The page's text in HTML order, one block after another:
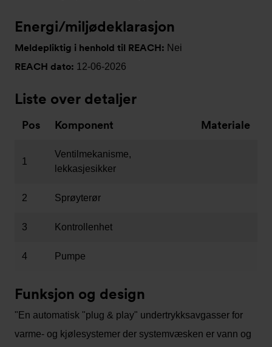
Energi/miljødeklarasjon
Meldepliktig i henhold til REACH: Nei
REACH dato: 12-06-2026
Liste over detaljer
Pos Komponent Materiale
1
Ventilmekanisme,
lekkasjesikker
2 Sprøyterør
3 Kontrollenhet
4 Pumpe
Funksjon og design
"En automatisk "plug & play" undertrykksavgasser for
varme- og kjølesystemer der systemvæsken er vann og